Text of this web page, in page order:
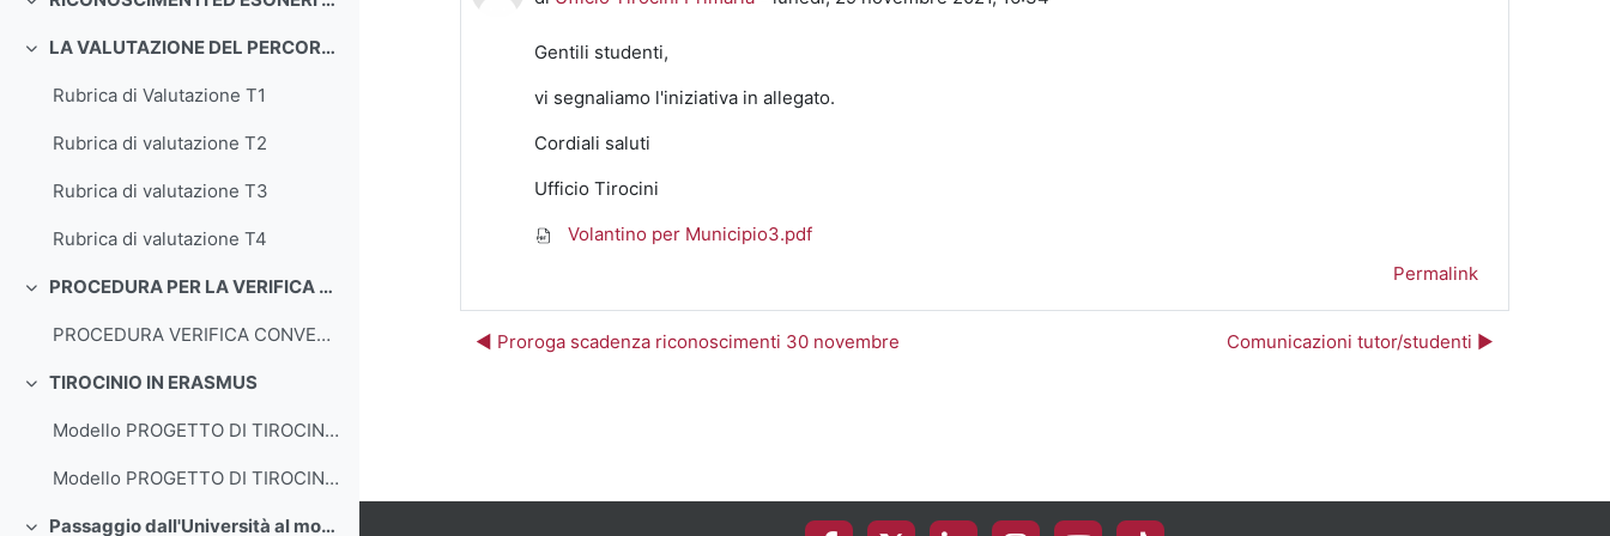
Minimizza
Minimizza LA VALUTAZIONE DEL PERCORSO DI TIROCINIO
Rubrica di Valutazione T1
Rubrica di valutazione T2
Rubrica di valutazione T3
Rubrica di valutazione T4
Minimizza PROCEDURA PER LA VERIFICA DEL CONVENZIONAMENTO DEGLI ISTITUTI SCOLASTICI
PROCEDURA VERIFICA CONVENZIONAMENTO
Minimizza
TIROCINIO IN ERASMUS
Modello PROGETTO DI TIROCINIO ERASMUS OUTgoing STUDIO
Modello PROGETTO DI TIROCINIO ERASMUS OUTgoing EXTRA-EU - TRAINEESHIP
Passaggio dall'Università al mondo del lavoro
Gentili studenti,
vi segnaliamo l'iniziativa in allegato.
Cordiali saluti
Ufficio Tirocini
Volantino per Municipio3.pdf
Permalink
◀︎ Proroga scadenza riconoscimenti 30 novembre Comunicazioni tutor/studenti ▶︎